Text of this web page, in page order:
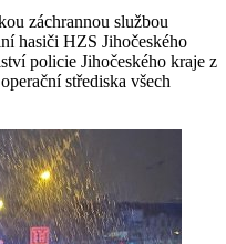
záchrannou službou
hasiči HZS Jihočeského
policie Jihočeského kraje z
střediska všech